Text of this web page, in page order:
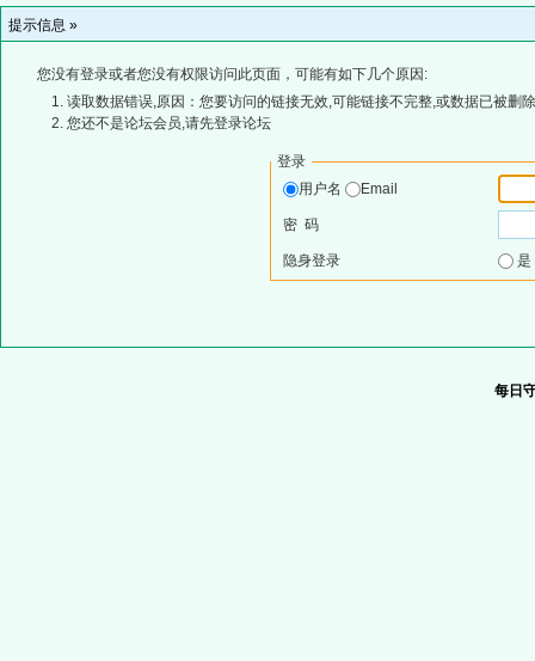
提示信息 »
您没有登录或者您没有权限访问此页面，可能有如下几个原因:
读取数据错误,原因：您要访问的链接无效,可能链接不完整,或数据已被删
您还不是论坛会员,请先登录论坛
登录
用户名
Email
密 码
隐身登录
每日